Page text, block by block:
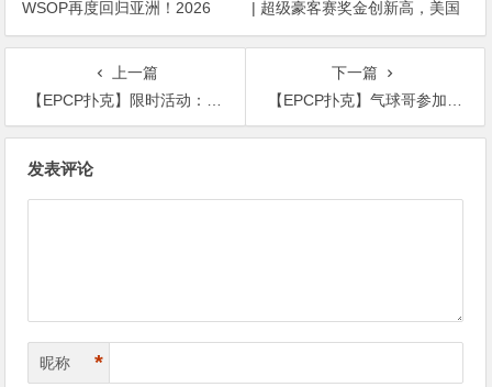
WSOP再度回归亚洲！2026
APL济州站6月19-28日盛大登
| 超级豪客赛奖金创新高，美国
选手Ethan “Rampage” Yau领跑
上一篇
【EPCP扑克】限时活动：存百送百 玩到爽 官方独家免费瓜分4000000美金
下一篇
【EPCP扑克】气球哥参加节目出场费$80万！难怪打牌这么浪……
发表评论
昵称 *